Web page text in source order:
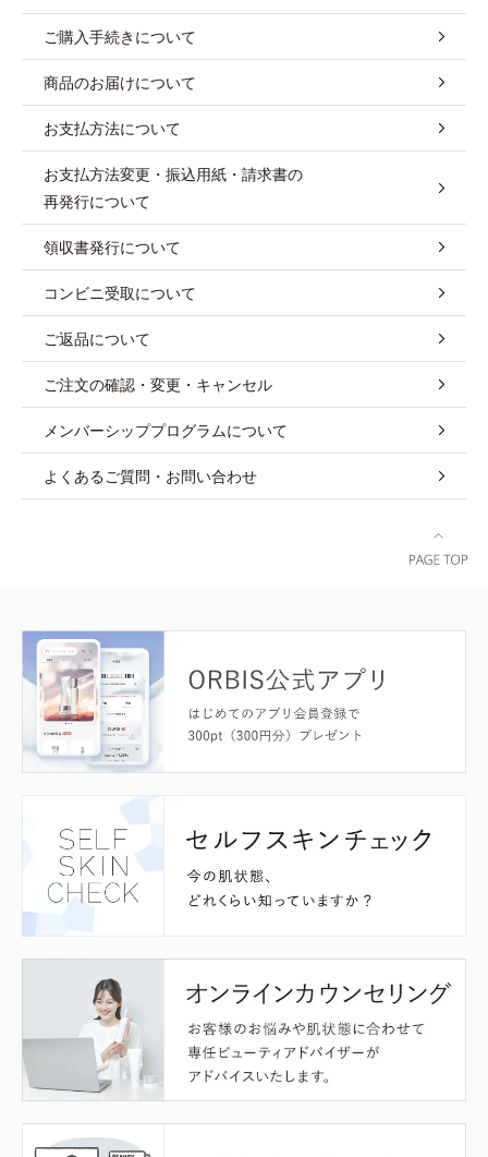
ご購入手続きについて
商品のお届けについて
お支払方法について
お支払方法変更・振込用紙・請求書の
再発行について
領収書発行について
コンビニ受取について
ご返品について
ご注文の確認・変更・キャンセル
メンバーシッププログラムについて
よくあるご質問・お問い合わせ